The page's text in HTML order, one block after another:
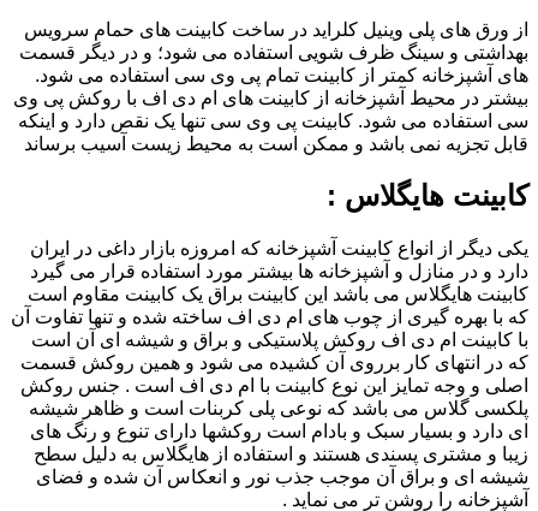
از ورق های پلی وینیل کلراید در ساخت کابینت های حمام سرویس
بهداشتی و سینگ ظرف شویی استفاده می شود؛ و در دیگر قسمت
های آشپزخانه کمتر از کابینت تمام پی وی سی استفاده می شود.
بیشتر در محیط آشپزخانه از کابینت های ام دی اف با روکش پی وی
سی استفاده می شود. کابینت پی وی سی تنها یک نقص دارد و اینکه
قابل تجزیه نمی باشد و ممکن است به محیط زیست آسیب برساند
کابینت هایگلاس :
یکی دیگر از انواع کابینت آشپزخانه که امروزه بازار داغی در ایران
دارد و در منازل و آشپزخانه ها بیشتر مورد استفاده قرار می گیرد
کابینت هایگلاس می باشد این کابینت براق یک کابینت مقاوم است
که با بهره گیری از چوب های ام دی اف ساخته شده و تنها تفاوت آن
با کابینت ام دی اف روکش پلاستیکی و براق و شیشه ای آن است
که در انتهای کار برروی آن کشیده می شود و همین روکش قسمت
اصلی و وجه تمایز این نوع کابینت با ام دی اف است . جنس روکش
پلکسی گلاس می باشد که نوعی پلی کربنات است و ظاهر شیشه
ای دارد و بسیار سبک و بادام است روکشها دارای تنوع و رنگ های
زیبا و مشتری پسندی هستند و استفاده از هایگلاس به دلیل سطح
شیشه ای و براق آن موجب جذب نور و انعکاس آن شده و فضای
آشپزخانه را روشن تر می نماید .